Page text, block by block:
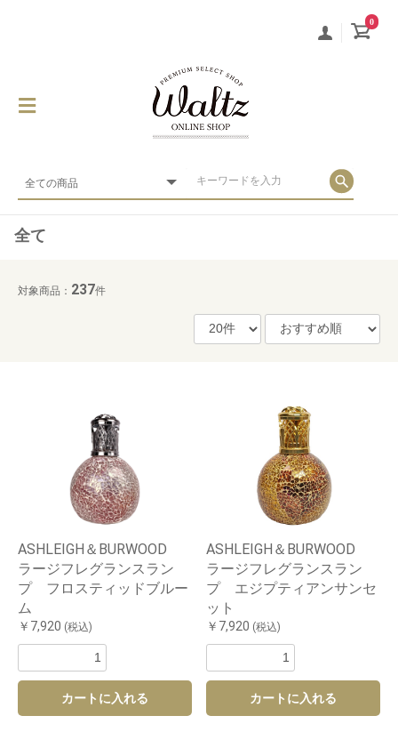
0
全て
対象商品： 237件
ASHLEIGH＆BURWOOD
ラージフレグランスラン
プ フロスティッドブルー
ム
￥7,920 (税込)
カートに入れる
ASHLEIGH＆BURWOOD
ラージフレグランスラン
プ エジプティアンサンセ
ット
￥7,920 (税込)
カートに入れる